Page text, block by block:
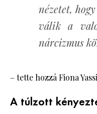
nézetet,
válik a
nárcizmus
– tette hozzá Fiona
A túlzott